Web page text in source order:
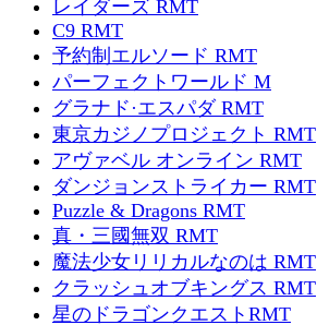
レイダーズ RMT
C9 RMT
予約制エルソード RMT
パーフェクトワールド M
グラナド·エスパダ RMT
東京カジノプロジェクト RMT
アヴァベル オンライン RMT
ダンジョンストライカー RMT
Puzzle & Dragons RMT
真・三國無双 RMT
魔法少女リリカルなのは RMT
クラッシュオブキングス RMT
星のドラゴンクエストRMT